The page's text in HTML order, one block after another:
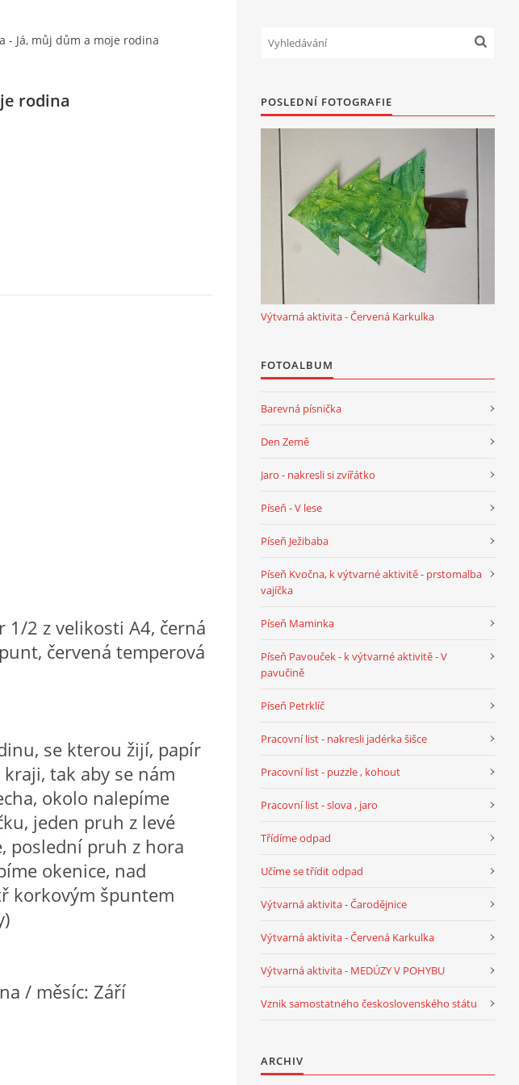
- Já, můj dům a moje rodina
rodina
1/2 z velikosti A4, černá
červená temperová
se kterou žijí, papír
tak aby se nám
okolo nalepíme
jeden pruh z levé
poslední pruh z hora
okenice, nad
korkovým špuntem
/ měsíc: Září
POSLEDNÍ FOTOGRAFIE
Výtvarná aktivita - Červená Karkulka
FOTOALBUM
Barevná písnička
Den Země
Jaro - nakresli si zvířátko
Píseň - V lese
Píseň Ježibaba
Píseň Kvočna, k výtvarné aktivitě - prstomalba
vajíčka
Píseň Maminka
Píseň Pavouček - k výtvarné aktivitě - V
pavučině
Píseň Petrklíč
Pracovní list - nakresli jadérka šišce
Pracovní list - puzzle , kohout
Pracovní list - slova , jaro
Třídíme odpad
Učíme se třídit odpad
Výtvarná aktivita - Čarodějnice
Výtvarná aktivita - Červená Karkulka
Výtvarná aktivita - MEDÚZY V POHYBU
Vznik samostatného československého státu
ARCHIV